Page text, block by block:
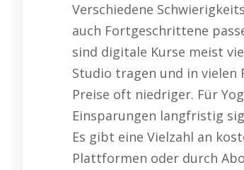
Verschiedene
auch Fortgeschrittene
sind digitale Kurse meist
Studio tragen und in vielen
Preise oft niedriger. Für
Einsparungen langfristig
Es gibt eine Vielzahl an
Plattformen oder durch